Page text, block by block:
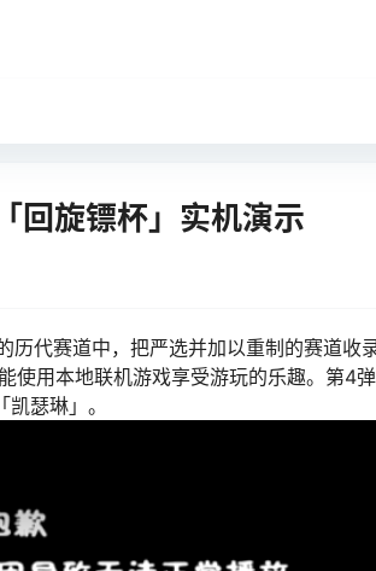
回旋镖杯」实机演示
代赛道中，把严选并加以重制的赛道收
用本地联机游戏享受游玩的乐趣。第4
瑟琳」。